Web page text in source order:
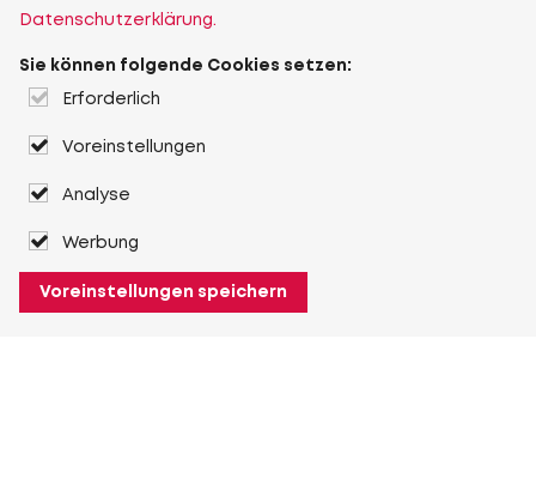
Datenschutzerklärung.
Sie können folgende Cookies setzen:
Erforderlich
Voreinstellungen
Analyse
Werbung
Voreinstellungen speichern